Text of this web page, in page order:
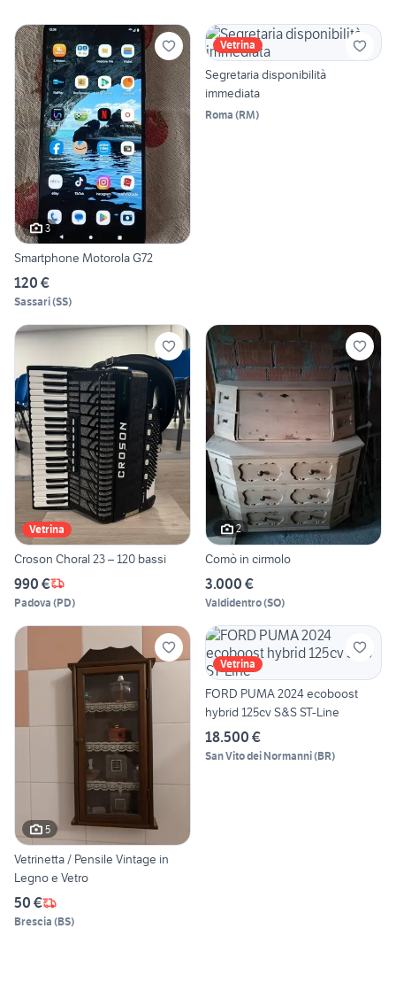
3
Smartphone Motorola G72
120 €
Sassari(SS)
Vetrina
Segretaria disponibilità
immediata
Roma (RM)
Vetrina
Croson Choral 23 – 120 bassi
990 €
Padova (PD)
2
Comò in cirmolo
3.000 €
Valdidentro(SO)
5
Vetrinetta / Pensile Vintage in
Legno e Vetro
50 €
Brescia (BS)
Vetrina
FORD PUMA 2024 ecoboost
hybrid 125cv S&S ST-Line
18.500 €
San Vito dei Normanni(BR)